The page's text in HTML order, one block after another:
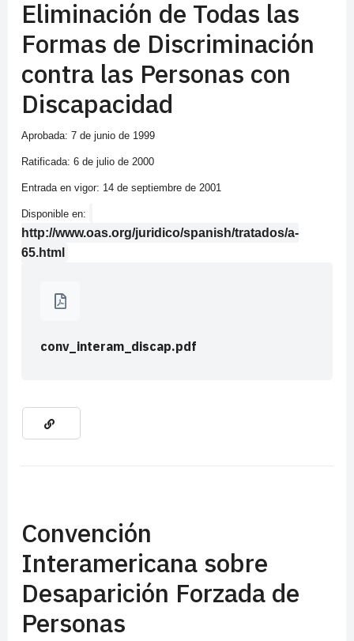
Eliminación de Todas las
Formas de Discriminación
contra las Personas con
Discapacidad
Aprobada: 7 de junio de 1999
Ratificada: 6 de julio de 2000
Entrada en vigor: 14 de septiembre de 2001
Disponible en:
http://www.oas.org/juridico/spanish/tratados/a-
65.html
conv_interam_discap.pdf
Convención
Interamericana sobre
Desaparición Forzada de
Personas